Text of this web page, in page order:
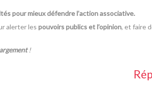
pour mieux défendre l’action associative.
alerter les pouvoirs publics et l’opinion, et faire
!